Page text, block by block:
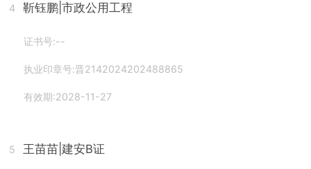
4 靳钰鹏 |市政公用工程
证书号:--
执业印章号:晋2142024202488865
有效期:2028-11-27
5 王苗苗 |建安B证